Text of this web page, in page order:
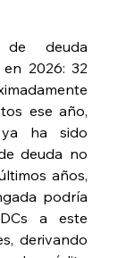
de deuda
2026: 32
ese año,
ha sido
deuda no
años,
podría
a este
derivando